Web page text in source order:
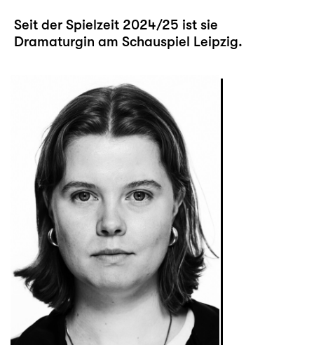
Seit der Spielzeit 2024/25 ist sie
Dramaturgin am Schauspiel Leipzig.